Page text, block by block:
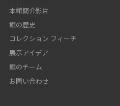
本館簡介影片
館の歴史
コレクション フィーチ
展示アイデア
館のチーム
お問い合わせ